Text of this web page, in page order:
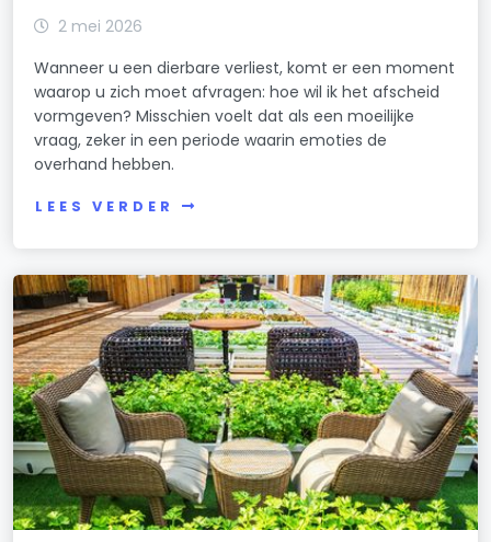
2 mei 2026
Wanneer u een dierbare verliest, komt er een moment
waarop u zich moet afvragen: hoe wil ik het afscheid
vormgeven? Misschien voelt dat als een moeilijke
vraag, zeker in een periode waarin emoties de
overhand hebben.
LEES VERDER